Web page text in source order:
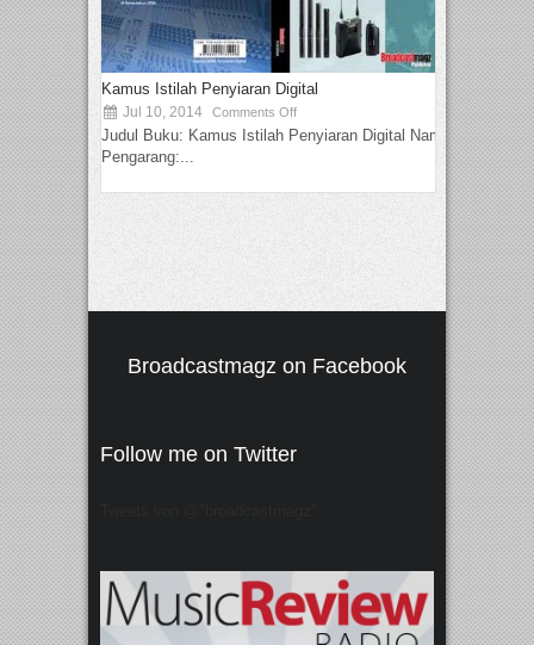
Kamus Istilah Penyiaran Digital
Jul 10, 2014 Comments Off
Judul Buku: Kamus Istilah Penyiaran Digital Nama
Pengarang:...
Broadcastmagz on Facebook
Follow me on Twitter